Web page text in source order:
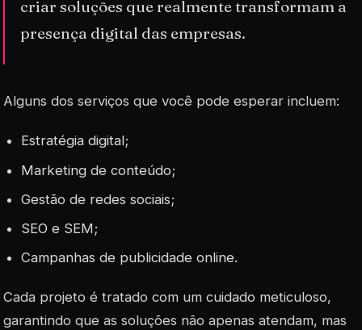
criar soluções que realmente transformam a
presença digital das empresas.
Alguns dos serviços que você pode esperar incluem:
Estratégia digital;
Marketing de conteúdo;
Gestão de redes sociais;
SEO e SEM;
Campanhas de publicidade online.
Cada projeto é tratado com um cuidado meticuloso,
garantindo que as soluções não apenas atendam, mas